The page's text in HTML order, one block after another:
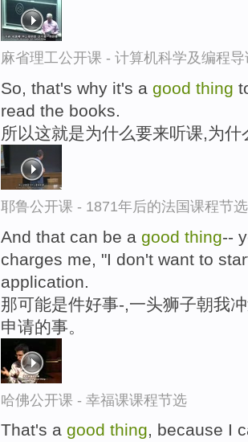
麻省理工公开课 - 计算机科学及编程
So, that's why it's a good thing
read the books.
所以这就是为什么要来听课,为什
耶鲁公开课 - 1871年后的法国课程节选
And that can be a good thing--
charges me, "I don't want to
application.
那可能是件好事-,一头狮子朝我
申请的事。
哈佛公开课 - 幸福课课程节选
That's a good thing, because I